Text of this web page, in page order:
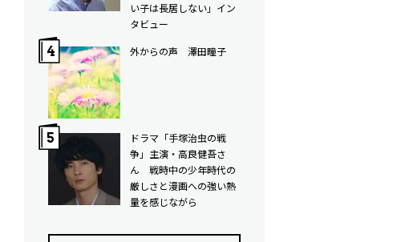
い子は長居しない」イン
タビュー
外からの声 澤田瞳子
ドラマ「手塚治虫の戦
争」主演・高良健吾さ
ん 戦時中の少年時代の
厳しさと漫画への強い熱
量を感じながら